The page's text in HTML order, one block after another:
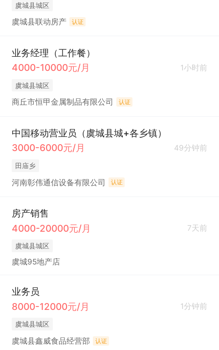
虞城县城区
虞城县联动房产 认证
业务经理（工作餐）
4000-10000元/月
1小时前
虞城县城区
商丘市恒甲金属制品有限公司 认证
中国移动营业员（虞城县城+各乡镇）
3000-6000元/月
49分钟前
田庙乡
河南彰伟通信设备有限公司 认证
房产销售
4000-20000元/月
7天前
虞城县城区
虞城95地产店
业务员
8000-12000元/月
1分钟前
虞城县城区
虞城县鑫威食品经营部 认证